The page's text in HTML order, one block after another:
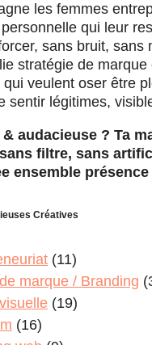
les femmes
qui leur
sans bruit, sans
stratégie de marque
qui veulent oser être
sentir légitimes,
audacieuse ? Ta
filtre, sans
ensemble
Créatives
(11)
marque / Branding
(19)
(16)